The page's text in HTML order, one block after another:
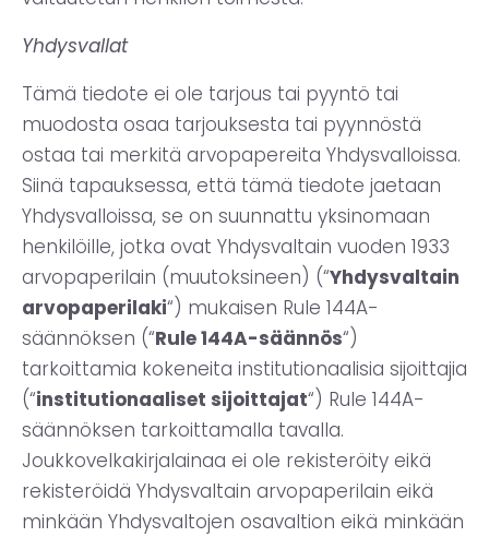
Yhdysvallat
Tämä tiedote ei ole tarjous tai pyyntö tai
muodosta osaa tarjouksesta tai pyynnöstä
ostaa tai merkitä arvopapereita Yhdysvalloissa.
Siinä tapauksessa, että tämä tiedote jaetaan
Yhdysvalloissa, se on suunnattu yksinomaan
henkilöille, jotka ovat Yhdysvaltain vuoden 1933
arvopaperilain (muutoksineen) (“Yhdysvaltain
arvopaperilaki“) mukaisen Rule 144A-
säännöksen (“Rule 144A-säännös“)
tarkoittamia kokeneita institutionaalisia sijoittajia
(“institutionaaliset sijoittajat“) Rule 144A-
säännöksen tarkoittamalla tavalla.
Joukkovelkakirjalainaa ei ole rekisteröity eikä
rekisteröidä Yhdysvaltain arvopaperilain eikä
minkään Yhdysvaltojen osavaltion eikä minkään